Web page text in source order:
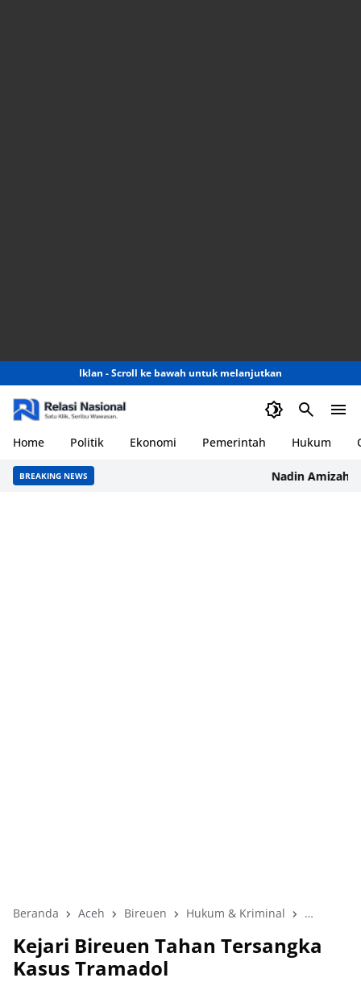
Iklan - Scroll ke bawah untuk melanjutkan
Home Politik Ekonomi Pemerintah Hukum
BREAKING NEWS Nadin Amizah
Beranda Aceh Bireuen Hukum & Kriminal Kejari
Kejari Bireuen Tahan Tersangka
Kasus Tramadol